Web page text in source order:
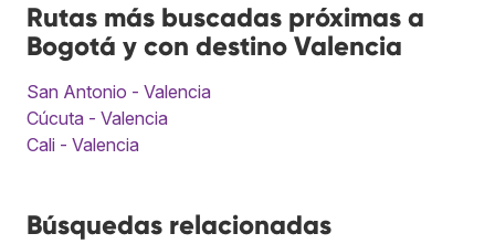
Rutas más buscadas próximas a
Bogotá y con destino Valencia
San Antonio - Valencia
Cúcuta - Valencia
Cali - Valencia
Búsquedas relacionadas